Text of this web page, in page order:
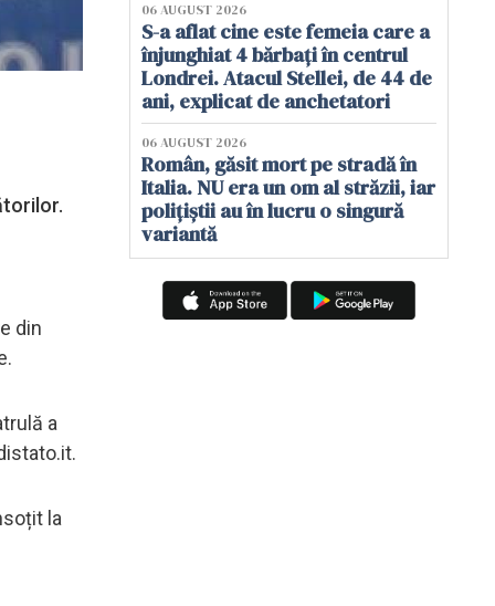
din
a
la
06 AUGUST 2026
S-a aflat cine este femeia care a
înjunghiat 4 bărbați în centrul
Londrei. Atacul Stellei, de 44 de
ani, explicat de anchetatori
06 AUGUST 2026
Român, găsit mort pe stradă în
Italia. NU era un om al străzii, iar
polițiștii au în lucru o singură
variantă